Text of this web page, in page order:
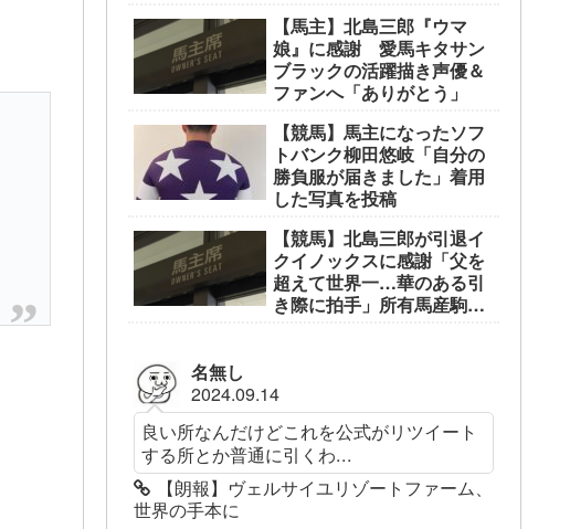
【馬主】北島三郎『ウマ
娘』に感謝 愛馬キタサン
ブラックの活躍描き声優＆
ファンへ「ありがとう」
【競馬】馬主になったソフ
トバンク柳田悠岐「自分の
勝負服が届きました」着用
した写真を投稿
【競馬】北島三郎が引退イ
クイノックスに感謝「父を
超えて世界一…華のある引
き際に拍手」所有馬産駒筆
名無し
2024.09.14
良い所なんだけどこれを公式がリツイート
する所とか普通に引くわ...
【朗報】ヴェルサイユリゾートファーム、
世界の手本に